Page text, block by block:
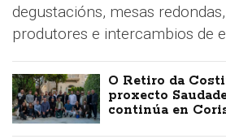
degustacións, mesas
produtores e intercambios de
O Retiro da
proxecto
continúa en